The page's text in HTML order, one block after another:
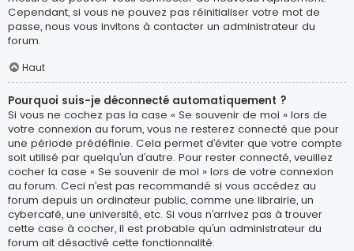
Cependant, si vous ne pouvez pas réinitialiser votre mot de
passe, nous vous invitons à contacter un administrateur du
forum.
Haut
Pourquoi suis-je déconnecté automatiquement ?
Si vous ne cochez pas la case « Se souvenir de moi » lors de
votre connexion au forum, vous ne resterez connecté que pour
une période prédéfinie. Cela permet d’éviter que votre compte
soit utilisé par quelqu’un d’autre. Pour rester connecté, veuillez
cocher la case « Se souvenir de moi » lors de votre connexion
au forum. Ceci n’est pas recommandé si vous accédez au
forum depuis un ordinateur public, comme une librairie, un
cybercafé, une université, etc. Si vous n’arrivez pas à trouver
cette case à cocher, il est probable qu’un administrateur du
forum ait désactivé cette fonctionnalité.